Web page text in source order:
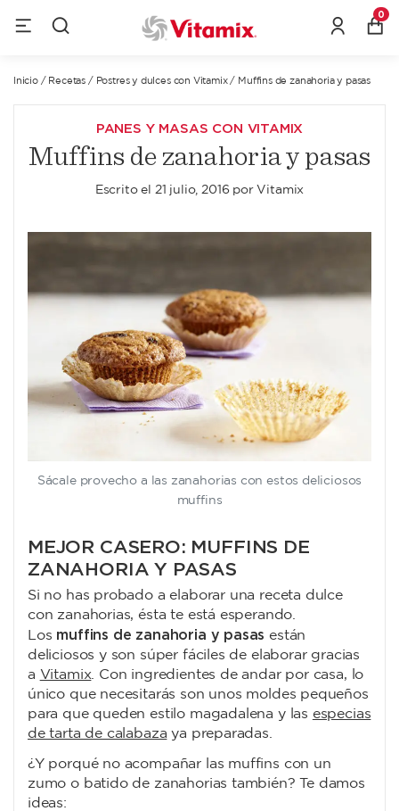
0
Inicio/ Recetas / Postres y dulces con Vitamix/ Muffins de zanahoria y pasas
PANES Y MASAS CON VITAMIX
Muffins de zanahoria y pasas
Escrito el 21 julio, 2016por Vitamix
Sácale provecho a las zanahorias con estos deliciosos
muffins
MEJOR CASERO: MUFFINS DE
ZANAHORIA Y PASAS
Si no has probado a elaborar una receta dulce
con zanahorias, ésta te está esperando.
Los muffins de zanahoria y pasas están
deliciosos y son súper fáciles de elaborar gracias
a Vitamix. Con ingredientes de andar por casa, lo
único que necesitarás son unos moldes pequeños
para que queden estilo magadalena y las especias
de tarta de calabaza ya preparadas.
¿Y porqué no acompañar las muffins con un
zumo o batido de zanahorias también? Te damos
ideas: